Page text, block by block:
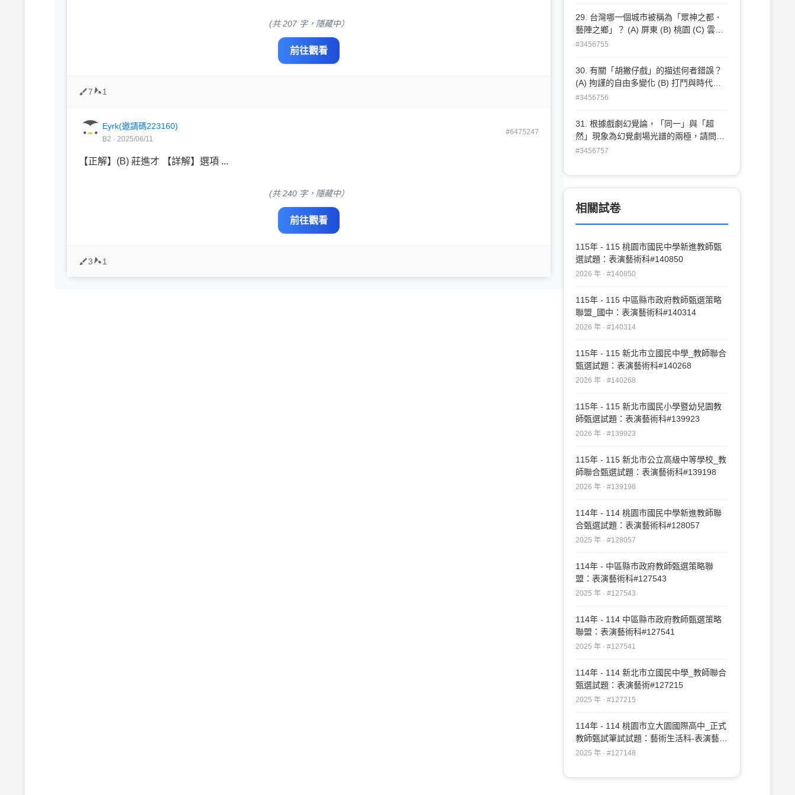
(共 207 字，隱藏中）
前往觀看
7 1
Eyrk(邀請碼223160)
B2 · 2025/06/11
#6475247
【正解】(B) 莊進才 【詳解】選項 ...
(共 240 字，隱藏中）
前往觀看
3 1
←→京劇
29. 台灣哪一個城市被稱為「眾神之都．
藝陣之鄉」？ (A) 屏東 (B) 桃園 (C) 雲林
(D) 台南
#3456755
30. 有關「胡撇仔戲」的描述何者錯誤？
(A) 拘謹的自由多變化 (B) 打鬥與時代情
節配套 (C) 多於白天演出 (D) 有時會穿傳
#3456756
31. 根據戲劇幻覺論，「同一」與「超
然」現象為幻覺劇場光譜的兩極，請問最
接近「超然」現象的為以下何種戲劇分
(D) 笑劇
#3456757
相關試卷
115年 - 115 桃園市國民中學新進教師甄
選試題：表演藝術科#140850
2026 年 · #140850
115年 - 115 中區縣市政府教師甄選策略
聯盟_國中：表演藝術科#140314
2026 年 · #140314
115年 - 115 新北市立國民中學_教師聯合
甄選試題：表演藝術科#140268
2026 年 · #140268
115年 - 115 新北市國民小學暨幼兒園教
師甄選試題：表演藝術科#139923
2026 年 · #139923
115年 - 115 新北市公立高級中等學校_教
師聯合甄選試題：表演藝術科#139198
2026 年 · #139198
114年 - 114 桃園市國民中學新進教師聯
合甄選試題：表演藝術科#128057
2025 年 · #128057
114年 - 中區縣市政府教師甄選策略聯
盟：表演藝術科#127543
2025 年 · #127543
114年 - 114 中區縣市政府教師甄選策略
聯盟：表演藝術科#127541
2025 年 · #127541
114年 - 114 新北市立國民中學_教師聯合
甄選試題：表演藝術#127215
2025 年 · #127215
114年 - 114 桃園市立大園國際高中_正式
教師甄試筆試試題：藝術生活科-表演藝術
專長#127148
2025 年 · #127148